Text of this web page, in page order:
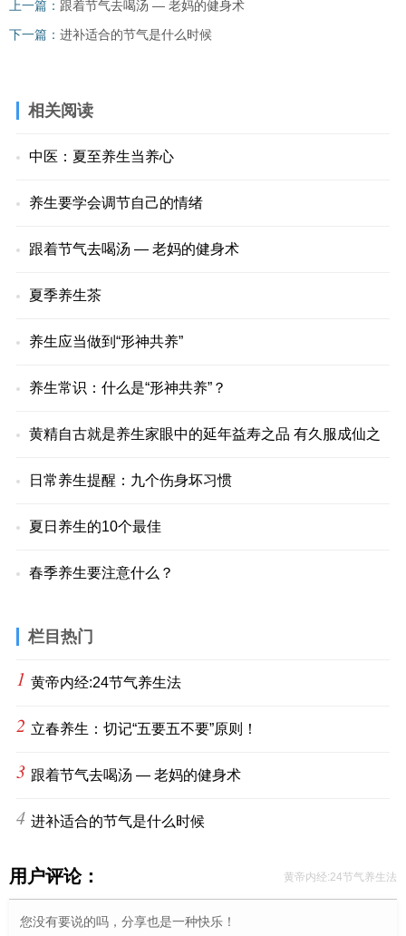
上一篇： 跟着节气去喝汤 — 老妈的健身术
下一篇： 进补适合的节气是什么时候
相关阅读
中医：夏至养生当养心
养生要学会调节自己的情绪
跟着节气去喝汤 — 老妈的健身术
夏季养生茶
养生应当做到“形神共养”
养生常识：什么是“形神共养”？
黄精自古就是养生家眼中的延年益寿之品 有久服成仙之
日常养生提醒：九个伤身坏习惯
夏日养生的10个最佳
春季养生要注意什么？
栏目热门
1 黄帝内经:24节气养生法
2 立春养生：切记“五要五不要”原则！
3 跟着节气去喝汤 — 老妈的健身术
4 进补适合的节气是什么时候
用户评论： 黄帝内经:24节气养生法